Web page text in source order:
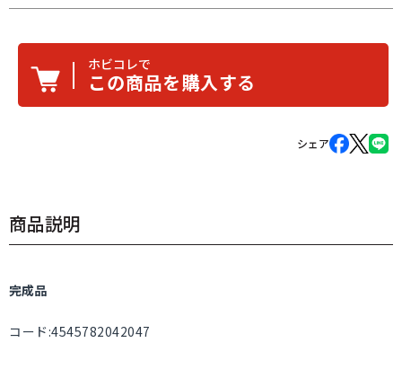
ホビコレで
この商品を購入する
シェア
商品説明
完成品
コード:4545782042047